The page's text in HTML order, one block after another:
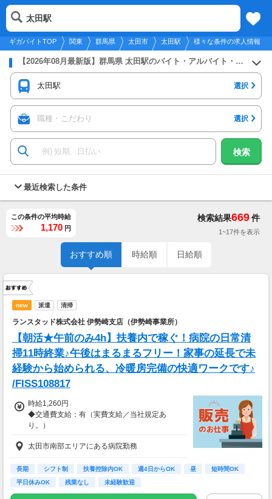
2026年8月7日更新
メニュー
ギガバイトTOP 関東 群馬県 太田市 太田駅 様々な条件の求人情報
太田駅
【2026年08月最新版】群馬県 太田駅のバイト・アルバイト・パートの求人募集情報
太田駅 選択
職種・こだわり 選択
検索
最近検索した条件
この条件の平均時給
1,170 円
検索結果669件
1~17件を表示
おすすめ順 時給順 日給順
new 派遣 清掃
ランスタッド株式会社 伊勢崎支店（伊勢崎事業所）
【朝活★午前のみ4h】扶養内で稼ぐ！病院の日常清
掃11時終業♪午後はまるまるフリー！家事の延長で未
経験から始められる、冷暖房完備の快適ワークです♪
/FISS108817
時給1,260円
◆交通費支給：有（実費支給／当社規定あ
り。）
月収例：80,640円＝1,260円×4時間×16日勤務
の場合 ※交通費別途支給
太田市南部エリアにある病院勤務
長期 シフト制 扶養控除内OK 週4日からOK 昼
短時間OK
平日休みOK
残業なし 未経験歓迎